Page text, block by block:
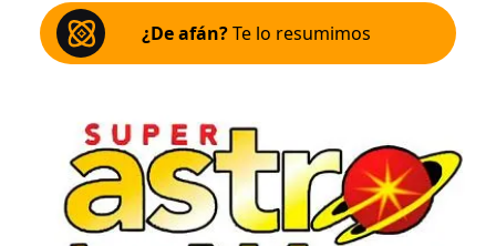
¿De afán?Te lo resumimos